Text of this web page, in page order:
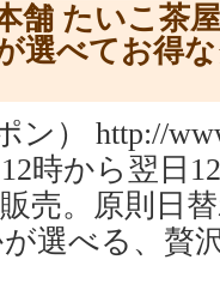
舗 たいこ茶
選べてお得
ン） http://
時から翌日
売。原則日
選べる、贅